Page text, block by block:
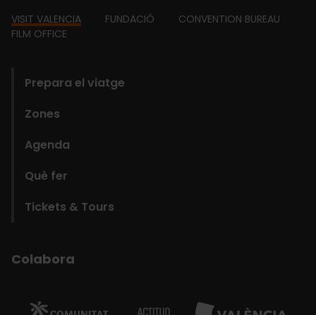
Footer
VISIT VALENCIA FUNDACIÓ
CONVENTION BUREAU
FILM OFFICE
Prepara el viatge
Zones
Agenda
Què fer
Tickets & Tours
Colabora